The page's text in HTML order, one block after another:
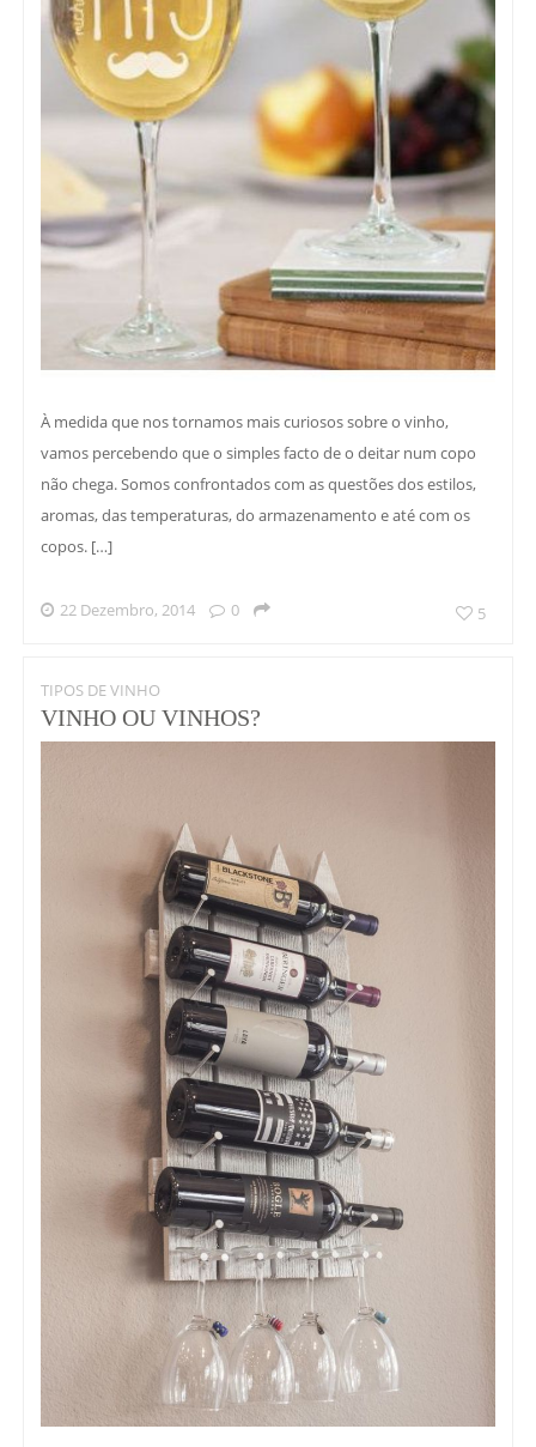
À medida que nos tornamos mais curiosos sobre o vinho,
vamos percebendo que o simples facto de o deitar num copo
não chega. Somos confrontados com as questões dos estilos,
aromas, das temperaturas, do armazenamento e até com os
copos. […]
22 Dezembro, 2014 0 5
TIPOS DE VINHO
VINHO OU VINHOS?